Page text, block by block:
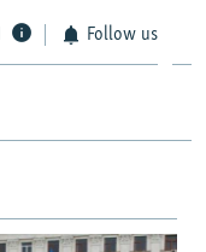
Follow us